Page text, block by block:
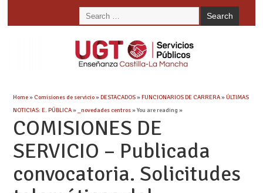
Home» Comisiones de servicio»DESTACADOS»FUNCIONARIOS DE CARRERA»ÚLTIMAS
NOTICIAS: E. PÚBLICA» _novedades centros» You are reading »
COMISIONES DE
SERVICIO – Publicada
convocatoria. Solicitudes